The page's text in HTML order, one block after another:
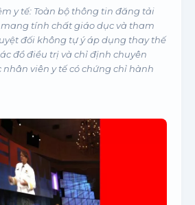
y tế: Toàn bộ thông tin đăng tải
tính chất giáo dục và tham
đối không tự ý áp dụng thay thế
đồ điều trị và chỉ định chuyên
nhân viên y tế có chứng chỉ hành